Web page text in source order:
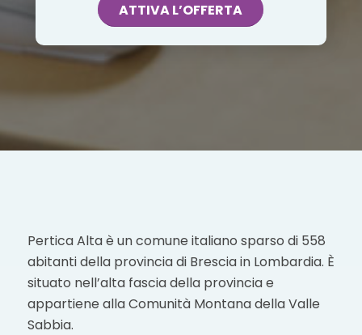
ATTIVA L’OFFERTA
Pertica Alta è un comune italiano sparso di 558
abitanti della provincia di Brescia in Lombardia. È
situato nell’alta fascia della provincia e
appartiene alla Comunità Montana della Valle
Sabbia.